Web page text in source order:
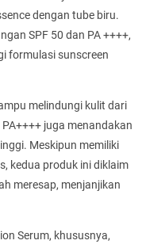
dengan tube biru.
SPF 50 dan PA ++++,
formulasi sunscreen
melindungi kulit dari
juga menandakan
Meskipun memiliki
kedua produk ini diklaim
meresap, menjanjikan
Serum, khususnya,